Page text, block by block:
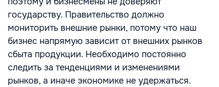
государству. Правительство должно
мониторить внешние рынки, потому что наш
бизнес напрямую зависит от внешних рынков
сбыта продукции. Необходимо постоянно
следить за тенденциями и изменениями
рынков, а иначе экономике не удержаться.